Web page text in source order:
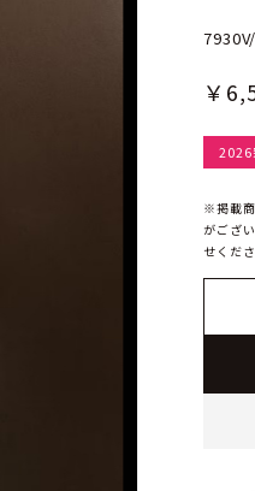
￥
2026
※掲載商
がござ
せくださ